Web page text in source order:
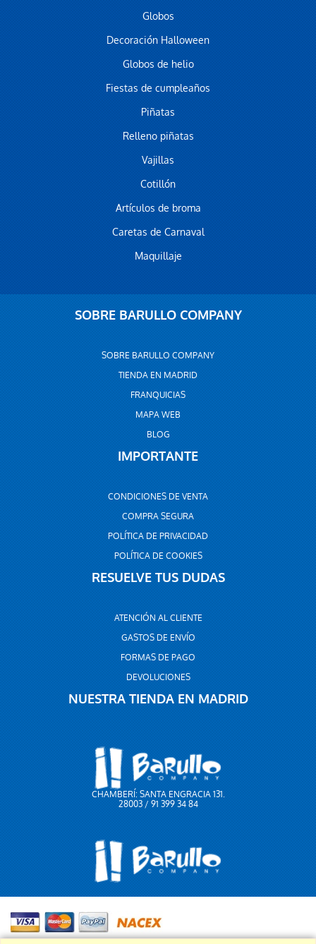
Globos
Decoración Halloween
Globos de helio
Fiestas de cumpleaños
Piñatas
Relleno piñatas
Vajillas
Cotillón
Artículos de broma
Caretas de Carnaval
Maquillaje
SOBRE BARULLO COMPANY
SOBRE BARULLO COMPANY
TIENDA EN MADRID
FRANQUICIAS
MAPA WEB
BLOG
IMPORTANTE
CONDICIONES DE VENTA
COMPRA SEGURA
POLÍTICA DE PRIVACIDAD
POLÍTICA DE COOKIES
RESUELVE TUS DUDAS
ATENCIÓN AL CLIENTE
GASTOS DE ENVÍO
FORMAS DE PAGO
DEVOLUCIONES
NUESTRA TIENDA EN MADRID
CHAMBERÍ: SANTA ENGRACIA 131.
28003 / 91 399 34 84